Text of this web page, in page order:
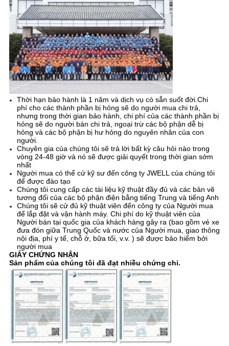
Thời hạn bảo hành là 1 năm và dịch vụ có sẵn suốt đời.Chi
phí cho các thành phần bị hỏng sẽ do người mua chi trả,
nhưng trong thời gian bảo hành, chi phí của các thành phần bị
hỏng sẽ do người bán chi trả, ngoại trừ các bộ phận dễ bị
hỏng và các bộ phận bị hư hỏng do nguyên nhân của con
người.
Chuyên gia của chúng tôi sẽ trả lời bất kỳ câu hỏi nào trong
vòng 24-48 giờ và nó sẽ được giải quyết trong thời gian sớm
nhất
Người mua có thể cử kỹ sư đến công ty JWELL của chúng tôi
để được đào tạo
Chúng tôi cung cấp các tài liệu kỹ thuật đầy đủ và các bản vẽ
tương đối của các bộ phận điện bằng tiếng Trung và tiếng Anh
Chúng tôi sẽ cử đủ kỹ thuật viên đến công ty của Người mua
để lắp đặt và vận hành máy. Chi phí do kỹ thuật viên của
Người bán tại quốc gia của khách hàng gây ra (bao gồm vé xe
đưa đón giữa Trung Quốc và nước của Người mua, giao thông
nội địa, phí y tế, chỗ ở, bữa tối, v.v. ) sẽ được bảo hiểm bởi
người mua
GIẤY CHỨNG NHẬN
Sản phẩm của chúng tôi đã đạt nhiều chứng chỉ.